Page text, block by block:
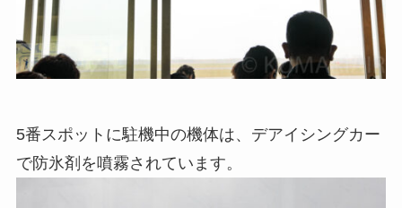
5番スポットに駐機中の機体は、デアイシングカー
で防氷剤を噴霧されています。